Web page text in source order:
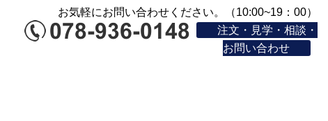
お気軽にお問い合わせください。（10:00~19：00）
注文・見学・相談・
お問い合わせ